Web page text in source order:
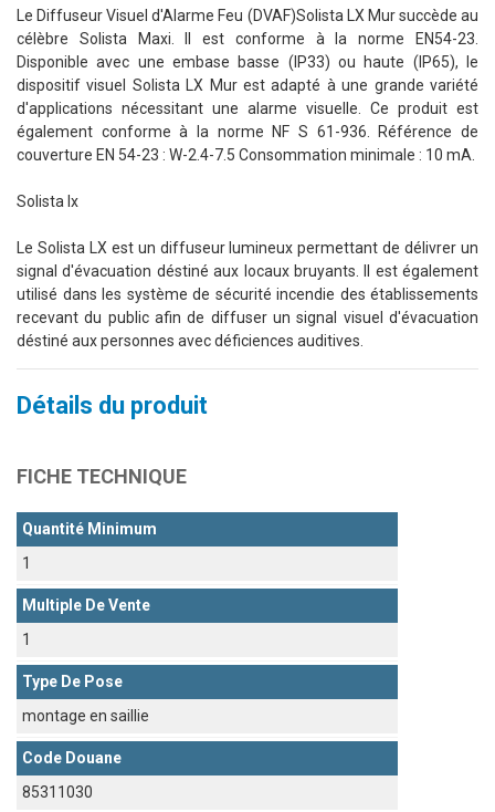
Le Diffuseur Visuel d'Alarme Feu (DVAF)Solista LX Mur succède au
célèbre Solista Maxi. Il est conforme à la norme EN54-23.
Disponible avec une embase basse (IP33) ou haute (IP65), le
dispositif visuel Solista LX Mur est adapté à une grande variété
d'applications nécessitant une alarme visuelle. Ce produit est
également conforme à la norme NF S 61-936. Référence de
couverture EN 54-23 : W-2.4-7.5 Consommation minimale : 10 mA.
Solista lx
Le Solista LX est un diffuseur lumineux permettant de délivrer un
signal d'évacuation déstiné aux locaux bruyants. Il est également
utilisé dans les système de sécurité incendie des établissements
recevant du public afin de diffuser un signal visuel d'évacuation
déstiné aux personnes avec déficiences auditives.
Détails du produit
FICHE TECHNIQUE
Quantité Minimum
1
Multiple De Vente
1
Type De Pose
montage en saillie
Code Douane
85311030